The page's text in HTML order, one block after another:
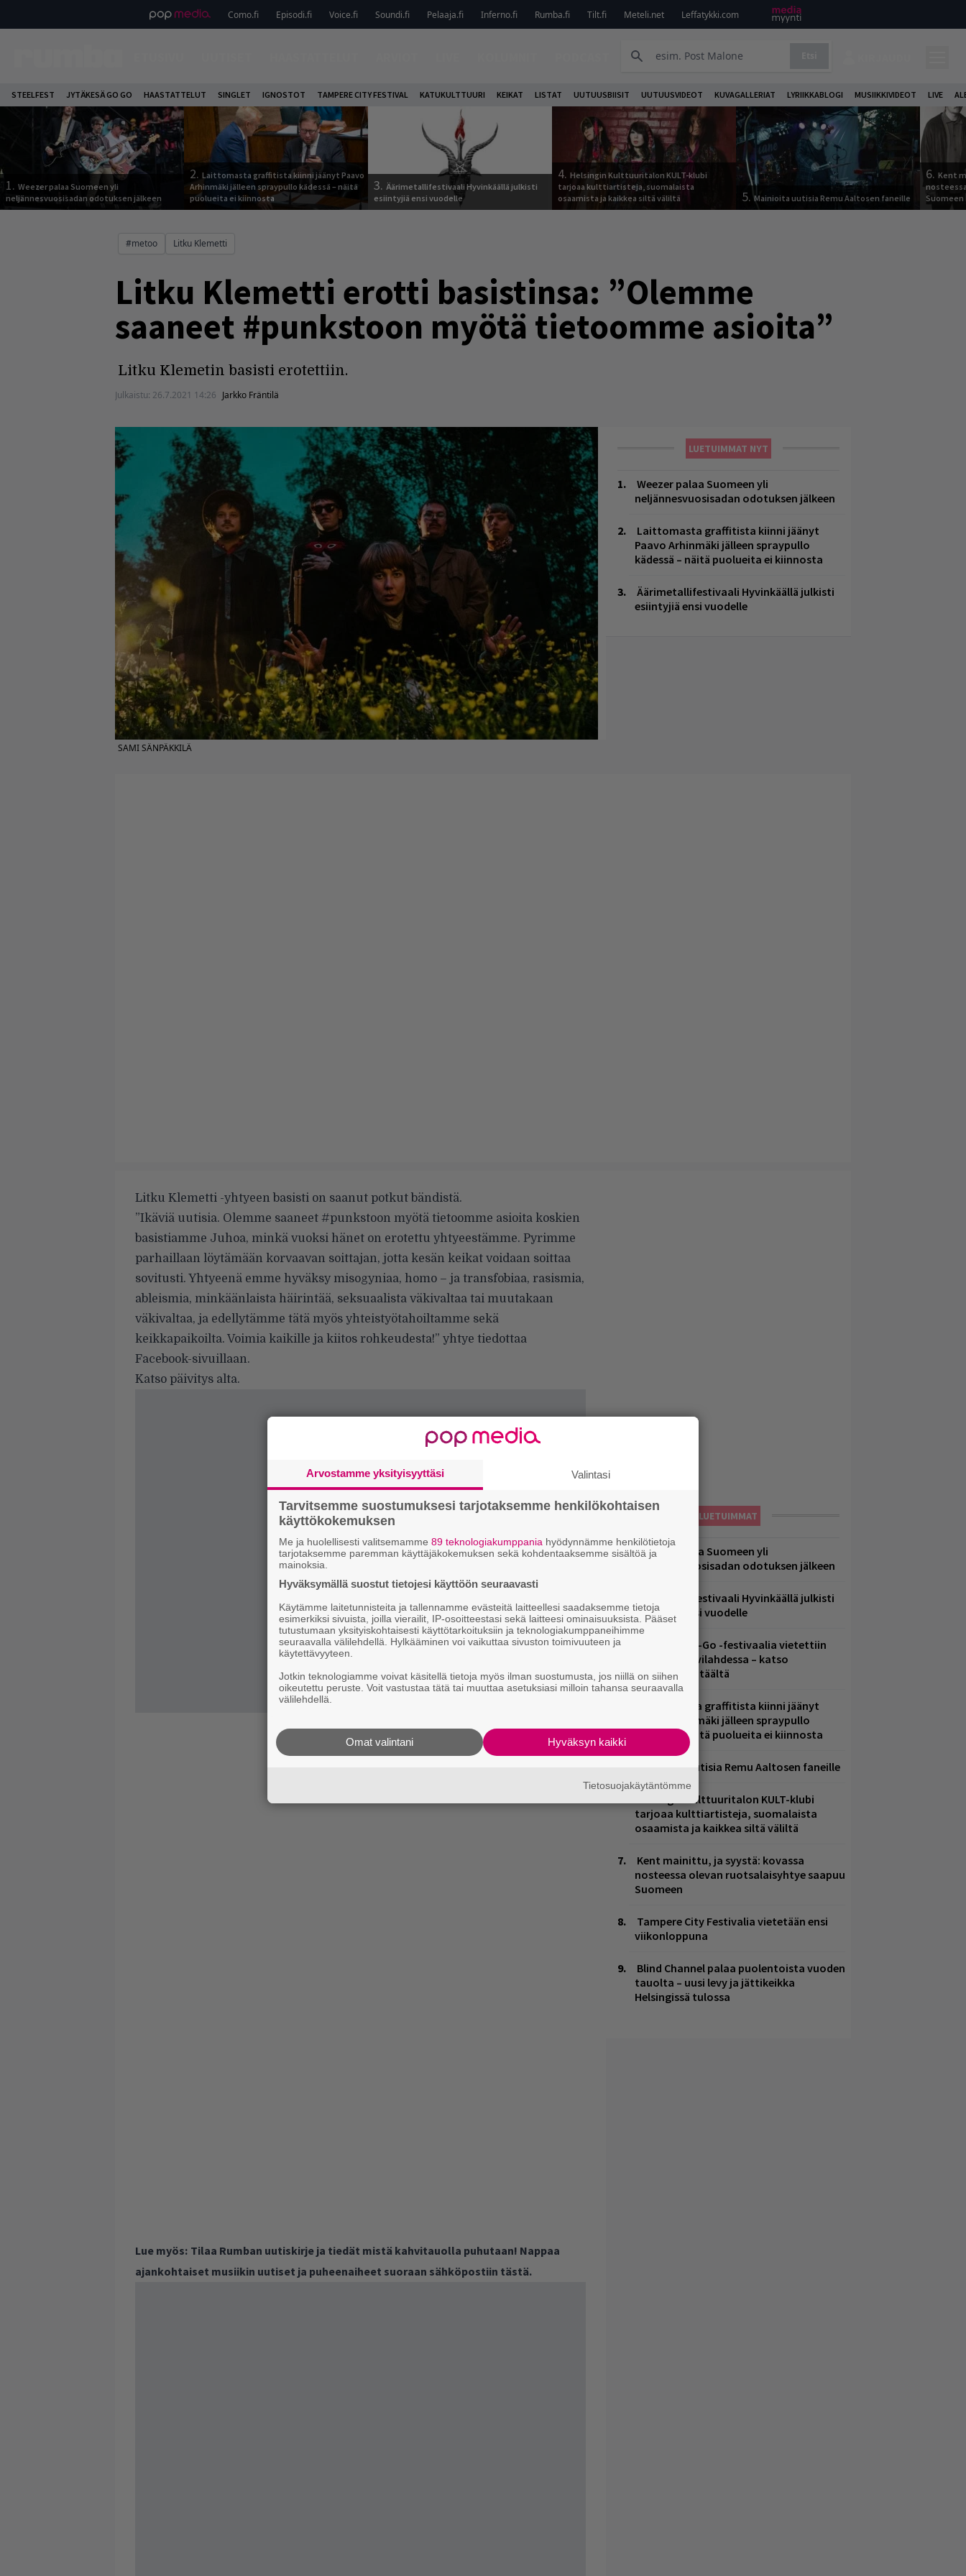
Como.fi Episodi.fi Voice.fi Soundi.fi Pelaaja.fi Inferno.fi Rumba.fi Tilt.fi Meteli.net Leffatykki.com
STEELFEST JYTÄKESÄ GO GO HAASTATTELUT SINGLET IGNOSTOT TAMPERE CITY FESTIVAL KATUKULTTUURI KEIKAT LISTAT UUTUUSBIISIT UUTUUSVIDEOT KUVAGALLERIAT LYRIIKKABLOGI MUSIIKKIVIDEOT LIVE
1. Weezer palaa Suomeen yli
neljännesvuosisadan odotuksen jälkeen
2. Laittomasta graffitista kiinni jäänyt Paavo
Arhinmäki jälleen spraypullo kädessä – näitä
puolueita ei kiinnosta
3. Äärimetallifestivaali Hyvinkäällä julkisti
esiintyjiä ensi vuodelle
4. Helsingin Kulttuuritalon KULT-klubi
tarjoaa kulttiartisteja, suomalaista
osaamista ja kaikkea siltä väliltä
5.Mainioita uutisia Remu Aaltosen faneille
6. Kent
Suomeen
#metoo Litku Klemetti
Litku Klemetti erotti basistinsa: ”Olemme
saaneet #punkstoon myötä tietoomme asioita”
Litku Klemetin basisti erotettiin.
Julkaistu: 26.7.2021 14:26 Jarkko Fräntilä
SAMI SÄNPÄKKILÄ
LUETUIMMAT NYT
Weezer palaa Suomeen yli
neljännesvuosisadan odotuksen jälkeen
Laittomasta graffitista kiinni jäänyt
Paavo Arhinmäki jälleen spraypullo
kädessä – näitä puolueita ei kiinnosta
Äärimetallifestivaali Hyvinkäällä julkisti
esiintyjiä ensi vuodelle
Litku Klemetti -yhtyeen basisti on saanut potkut bändistä.
”Ikäviä uutisia. Olemme saaneet #punkstoon myötä tietoomme asioita koskien
basistiamme Juhoa, minkä vuoksi hänet on erotettu yhtyeestämme. Pyrimme
parhaillaan löytämään korvaavan soittajan, jotta kesän keikat voidaan soittaa
sovitusti. Yhtyeenä emme hyväksy misogyniaa, homo – ja transfobiaa, rasismia,
ableismia, minkäänlaista häirintää, seksuaalista väkivaltaa tai muutakaan
väkivaltaa, ja edellytämme tätä myös yhteistyötahoiltamme sekä
keikkapaikoilta. Voimia kaikille ja kiitos rohkeudesta!” yhtye tiedottaa
Facebook-sivuillaan.
Katso päivitys alta.
Lue myös: Tilaa Rumban uutiskirje ja tiedät mistä kahvitauolla puhutaan! Nappaa
ajankohtaiset musiikin uutiset ja puheenaiheet suoraan sähköpostiin tästä.
LUETUIMMAT
Weezer palaa Suomeen yli
neljännesvuosisadan odotuksen jälkeen
Äärimetallifestivaali Hyvinkäällä julkisti
esiintyjiä ensi vuodelle
Jytäkesä Go-Go -festivaalia vietettiin
Helsingin Suvilahdessa – katso
kuvagalleria täältä
Laittomasta graffitista kiinni jäänyt
Paavo Arhinmäki jälleen spraypullo
kädessä – näitä puolueita ei kiinnosta
Mainioita uutisia Remu Aaltosen faneille
Helsingin Kulttuuritalon KULT-klubi
tarjoaa kulttiartisteja, suomalaista
osaamista ja kaikkea siltä väliltä
Kent mainittu, ja syystä: kovassa
nosteessa olevan ruotsalaisyhtye saapuu
Suomeen
Tampere City Festivalia vietetään ensi
viikonloppuna
Blind Channel palaa puolentoista vuoden
tauolta – uusi levy ja jättikeikka
Helsingissä tulossa
Arvostamme yksityisyyttäsi Valintasi
Tarvitsemme suostumuksesi tarjotaksemme henkilökohtaisen
käyttökokemuksen
Me ja huolellisesti valitsemamme 89 teknologiakumppania hyödynnämme henkilötietoja
tarjotaksemme paremman käyttäjäkokemuksen sekä kohdentaaksemme sisältöä ja
mainoksia.
Hyväksymällä suostut tietojesi käyttöön seuraavasti
Käytämme laitetunnisteita ja tallennamme evästeitä laitteellesi saadaksemme tietoja
esimerkiksi sivuista, joilla vierailit, IP-osoitteestasi sekä laitteesi ominaisuuksista. Pääset
tutustumaan yksityiskohtaisesti käyttötarkoituksiin ja teknologiakumppaneihimme
seuraavalla välilehdellä. Hylkääminen voi vaikuttaa sivuston toimivuuteen ja
käytettävyyteen.
Jotkin teknologiamme voivat käsitellä tietoja myös ilman suostumusta, jos niillä on siihen
oikeutettu peruste. Voit vastustaa tätä tai muuttaa asetuksiasi milloin tahansa seuraavalla
välilehdellä.
Hyväksyn kaikki
Omat valintani
Tietosuojakäytäntömme